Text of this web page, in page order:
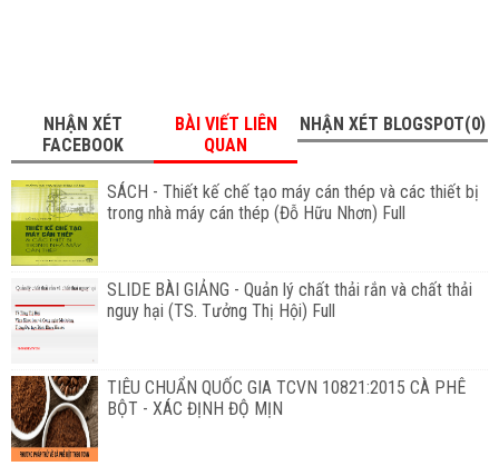
NHẬN XÉT
FACEBOOK
BÀI VIẾT LIÊN
QUAN
NHẬN XÉT BLOGSPOT(0)
SÁCH - Thiết kế chế tạo máy cán thép và các thiết bị
trong nhà máy cán thép (Đỗ Hữu Nhơn) Full
SLIDE BÀI GIẢNG - Quản lý chất thải rắn và chất thải
nguy hại (TS. Tưởng Thị Hội) Full
TIÊU CHUẨN QUỐC GIA TCVN 10821:2015 CÀ PHÊ
BỘT - XÁC ĐỊNH ĐỘ MỊN